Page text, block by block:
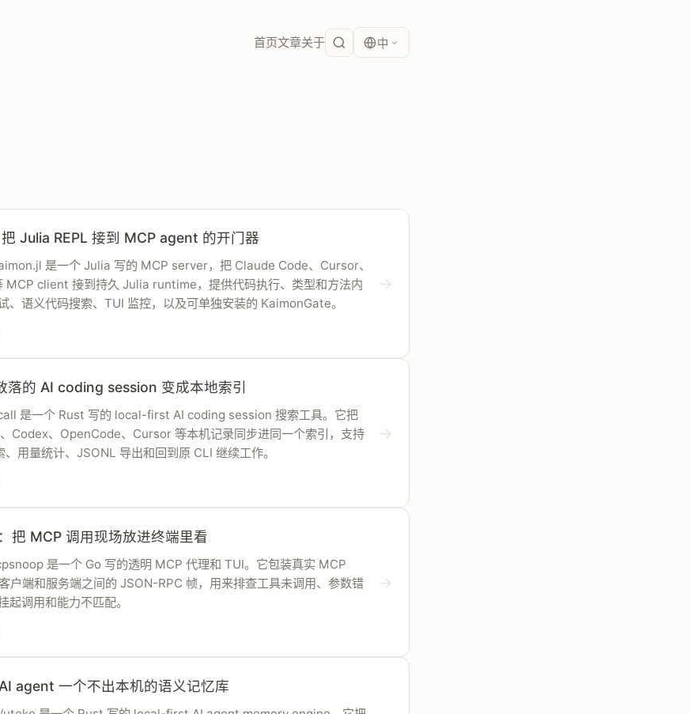
首页文章关于 中
Julia REPL 接到 MCP agent 的开门器
是一个 Julia 写的 MCP server，把 Claude Code、Cursor、
MCP client 接到持久 Julia runtime，提供代码执行、类型和方法内
、语义代码搜索、TUI 监控，以及可单独安装的 KaimonGate。
→
落的 AI coding session 变成本地索引
是一个 Rust 写的 local-first AI coding session 搜索工具。它把
Codex、OpenCode、Cursor 等本机记录同步进同一个索引，支持
用量统计、JSONL 导出和回到原 CLI 继续工作。
→
把 MCP 调用现场放进终端里看
是一个 Go 写的透明 MCP 代理和 TUI。它包装真实 MCP
户端和服务端之间的 JSON-RPC 帧，用来排查工具未调用、参数错
起调用和能力不匹配。
→
agent 一个不出本机的语义记忆库